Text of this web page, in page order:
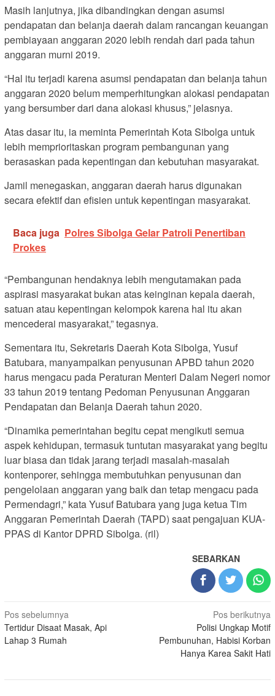
Masih lanjutnya, jika dibandingkan dengan asumsi
pendapatan dan belanja daerah dalam rancangan keuangan
pembiayaan anggaran 2020 lebih rendah dari pada tahun
anggaran murni 2019.
“Hal itu terjadi karena asumsi pendapatan dan belanja tahun
anggaran 2020 belum memperhitungkan alokasi pendapatan
yang bersumber dari dana alokasi khusus,” jelasnya.
Atas dasar itu, ia meminta Pemerintah Kota Sibolga untuk
lebih memprioritaskan program pembangunan yang
berasaskan pada kepentingan dan kebutuhan masyarakat.
Jamil menegaskan, anggaran daerah harus digunakan
secara efektif dan efisien untuk kepentingan masyarakat.
Baca juga Polres Sibolga Gelar Patroli Penertiban
Prokes
“Pembangunan hendaknya lebih mengutamakan pada
aspirasi masyarakat bukan atas keinginan kepala daerah,
satuan atau kepentingan kelompok karena hal itu akan
mencederai masyarakat,” tegasnya.
Sementara itu, Sekretaris Daerah Kota Sibolga, Yusuf
Batubara, manyampaikan penyusunan APBD tahun 2020
harus mengacu pada Peraturan Menteri Dalam Negeri nomor
33 tahun 2019 tentang Pedoman Penyusunan Anggaran
Pendapatan dan Belanja Daerah tahun 2020.
“Dinamika pemerintahan begitu cepat mengikuti semua
aspek kehidupan, termasuk tuntutan masyarakat yang begitu
luar biasa dan tidak jarang terjadi masalah-masalah
kontenporer, sehingga membutuhkan penyusunan dan
pengelolaan anggaran yang baik dan tetap mengacu pada
Permendagri,” kata Yusuf Batubara yang juga ketua Tim
Anggaran Pemerintah Daerah (TAPD) saat pengajuan KUA-
PPAS di Kantor DPRD Sibolga. (ril)
SEBARKAN
Navigasi
pos
Pos sebelumnya
Tertidur Disaat Masak, Api
Lahap 3 Rumah
Pos berikutnya
Polisi Ungkap Motif
Pembunuhan, Habisi Korban
Hanya Karea Sakit Hati